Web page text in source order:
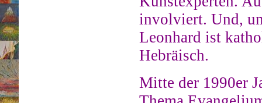
involviert. Und,
Leonhard ist
Hebräisch.
Mitte der 1990er